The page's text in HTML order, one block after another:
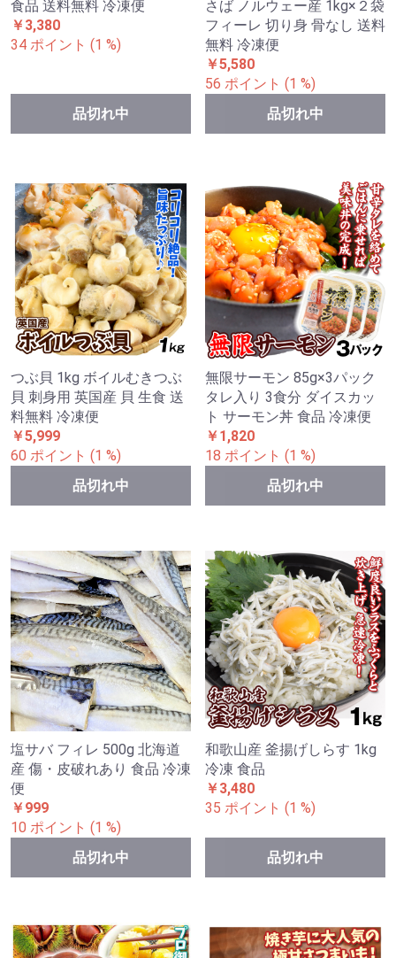
食品 送料無料 冷凍便
￥3,380
34 ポイント (1 %)
品切れ中
さば ノルウェー産 1kg×２袋
フィーレ 切り身 骨なし 送料
無料 冷凍便
￥5,580
56 ポイント (1 %)
品切れ中
つぶ貝 1kg ボイルむきつぶ
貝 刺身用 英国産 貝 生食 送
料無料 冷凍便
￥5,999
60 ポイント (1 %)
品切れ中
無限サーモン 85g×3パック
タレ入り 3食分 ダイスカッ
ト サーモン丼 食品 冷凍便
￥1,820
18 ポイント (1 %)
品切れ中
塩サバ フィレ 500g 北海道
産 傷・皮破れあり 食品 冷凍
便
￥999
10 ポイント (1 %)
品切れ中
和歌山産 釜揚げしらす 1kg
冷凍 食品
￥3,480
35 ポイント (1 %)
品切れ中